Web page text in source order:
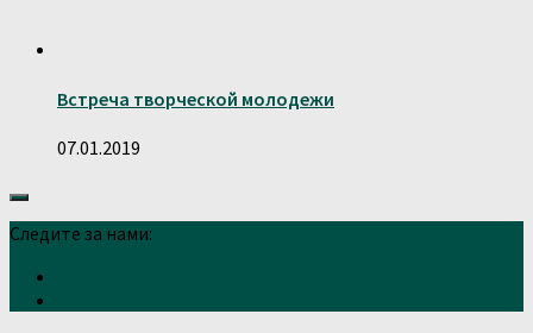
Встреча творческой молодежи
07.01.2019
Следите за нами: